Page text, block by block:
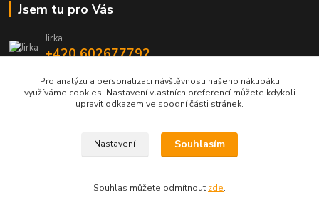
Jsem tu pro Vás
Jirka
+420 602677792
info@jarmy.cz
Kopyrájt - Jarmy.cz
Pro analýzu a personalizaci návštěvnosti našeho nákupáku
využíváme cookies. Nastavení vlastních preferencí můžete kdykoli
upravit odkazem ve spodní části stránek.
Nastavení Souhlasím
Souhlas můžete odmítnout zde.